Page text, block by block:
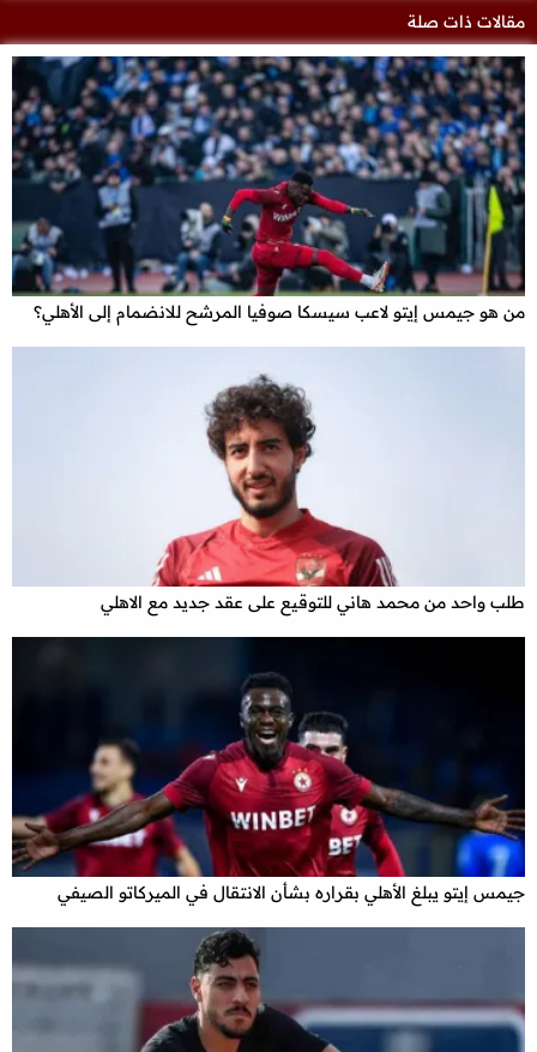
مقالات ذات صلة
من هو جيمس إيتو لاعب سيسكا صوفيا المرشح للانضمام إلى الأهلي؟
طلب واحد من محمد هاني للتوقيع على عقد جديد مع الاهلي
جيمس إيتو يبلغ الأهلي بقراره بشأن الانتقال في الميركاتو الصيفي